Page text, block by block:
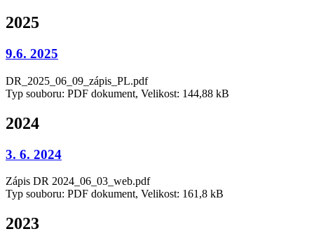
2025
9.6. 2025
DR_2025_06_09_zápis_PL.pdf
Typ souboru: PDF dokument, Velikost: 144,88 kB
2024
3. 6. 2024
Zápis DR 2024_06_03_web.pdf
Typ souboru: PDF dokument, Velikost: 161,8 kB
2023